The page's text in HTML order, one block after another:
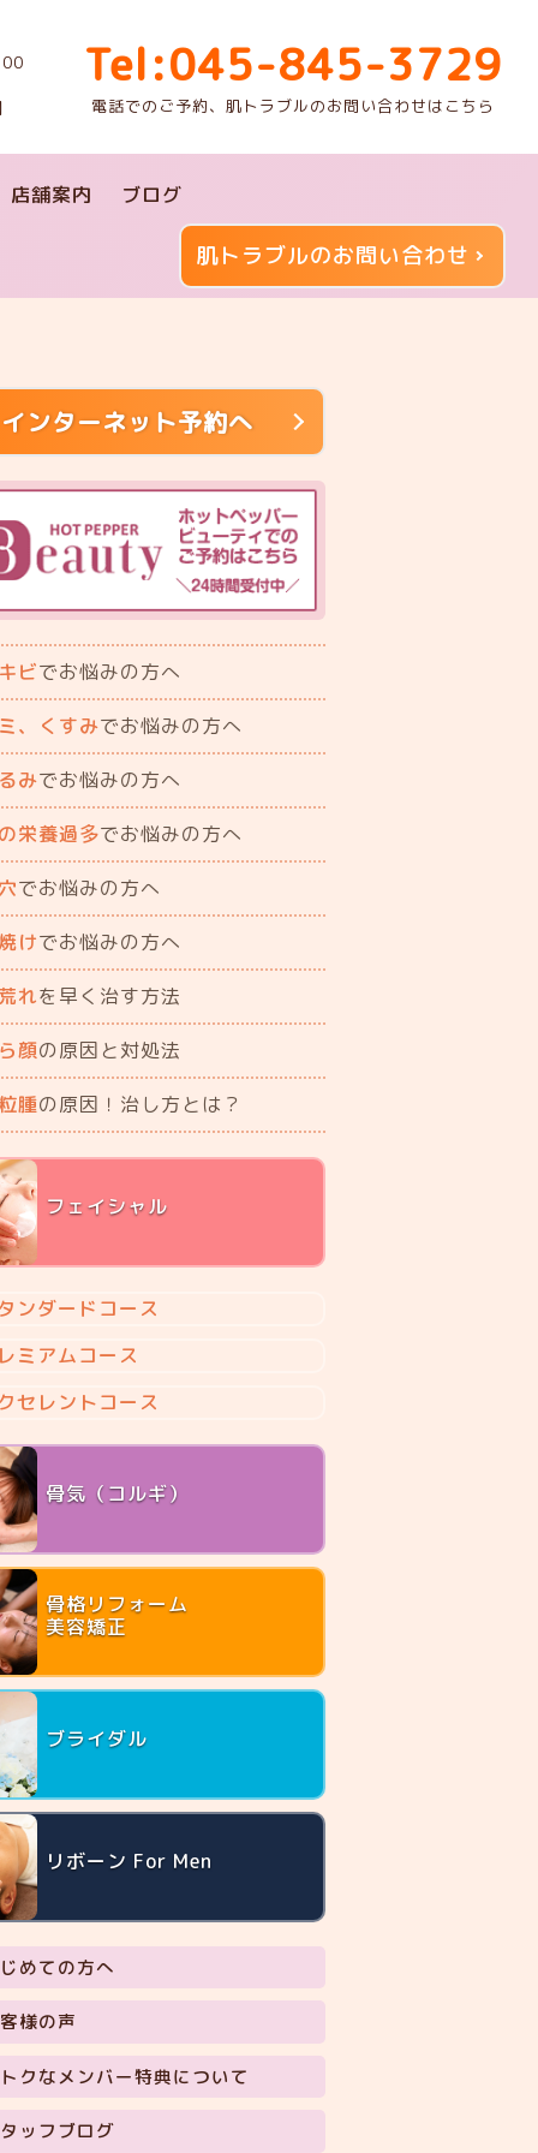
Tel:045-845-3729
電話でのご予約、肌トラブルのお問い合わせはこちら
店舗案内 ブログ
肌トラブルのお問い合わせ
インターネット予約へ
ビでお悩みの方へ
、くすみでお悩みの方へ
みでお悩みの方へ
栄養過多でお悩みの方へ
でお悩みの方へ
けでお悩みの方へ
れを早く治す方法
顔の原因と対処法
腫の原因！治し方とは？
フェイシャル
ンダードコース
ミアムコース
セレントコース
骨気（コルギ）
骨格リフォーム
美容矯正
ブライダル
リボーン For Men
めての方へ
様の声
クなメンバー特典について
ッフブログ